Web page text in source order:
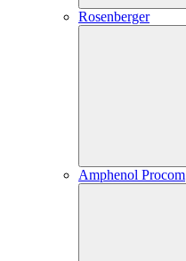
Rosenberger
Amphenol Procom